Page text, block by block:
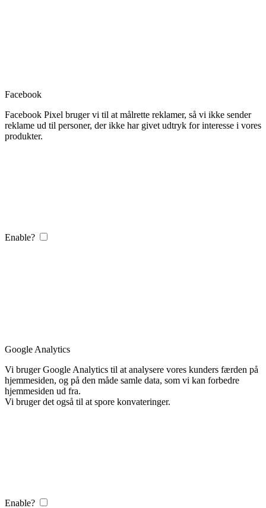
Facebook
Facebook Pixel bruger vi til at målrette reklamer, så vi ikke sender
reklame ud til personer, der ikke har givet udtryk for interesse i vores
produkter.
Enable?
Google Analytics
Vi bruger Google Analytics til at analysere vores kunders færden på
hjemmesiden, og på den måde samle data, som vi kan forbedre
hjemmesiden ud fra.
Vi bruger det også til at spore konvateringer.
Enable?